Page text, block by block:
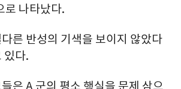
로 나타났다.
른 반성의 기색을 보이지 않았다
있다.
은 A 군의 평소 행실을 문제 삼으